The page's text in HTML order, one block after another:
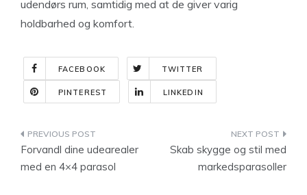
udendørs rum, samtidig med at de giver varig
holdbarhed og komfort.
FACEBOOK TWITTER
PINTEREST LINKEDIN
Indlægsnavigation
Forvandl dine udearealer
med en 4×4 parasol
Skab skygge og stil med
markedsparasoller